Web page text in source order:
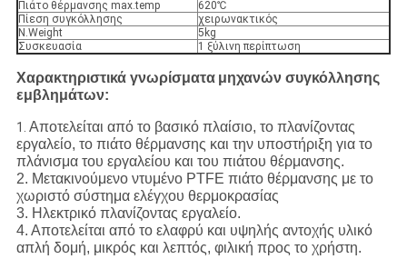
Πιάτο θέρμανσης max.temp
620℃
Πίεση συγκόλλησης
χειρωνακτικός
N.Weight
5kg
Συσκευασία
1 ξύλινη περίπτωση
Χαρακτηριστικά γνωρίσματα μηχανών συγκόλλησης
εμβλημάτων:
1. Αποτελείται από το βασικό πλαίσιο, το πλανίζοντας
εργαλείο, το πιάτο θέρμανσης και την υποστήριξη για το
πλάνισμα του εργαλείου και του πιάτου θέρμανσης.
2. Μετακινούμενο ντυμένο PTFE πιάτο θέρμανσης με το
χωριστό σύστημα ελέγχου θερμοκρασίας
3. Ηλεκτρικό πλανίζοντας εργαλείο.
4. Αποτελείται από το ελαφρύ και υψηλής αντοχής υλικό
απλή δομή, μικρός και λεπτός, φιλική προς το χρήστη.